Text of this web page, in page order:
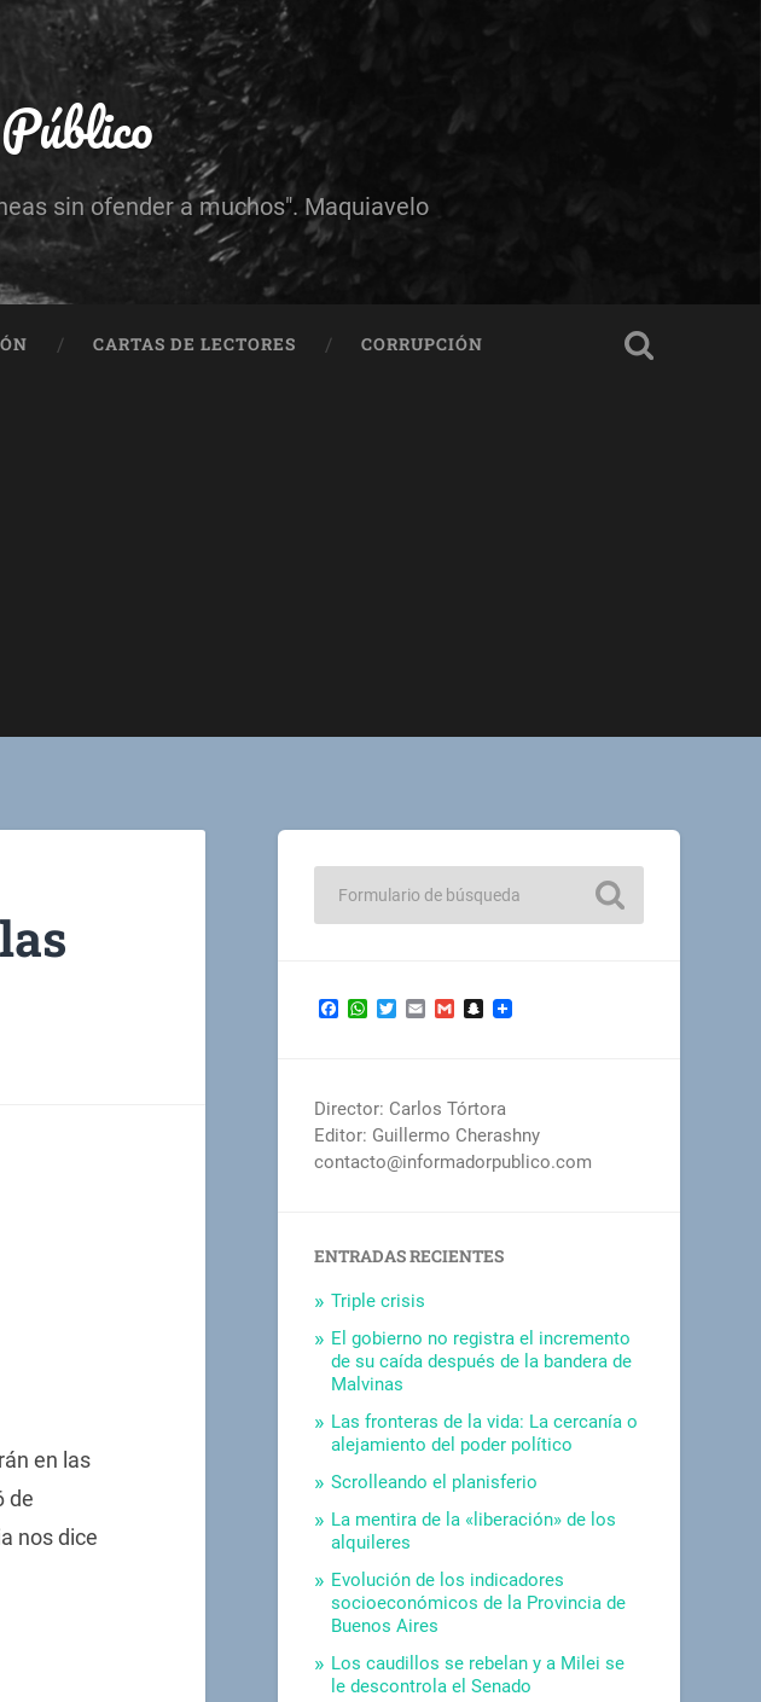
sin ofender a muchos". Maquiavelo
CARTAS DE LECTORES CORRUPCIÓN
en las
de
nos dice
Facebook
WhatsApp
TwitterEmailGmailSnapchat
Director: Carlos Tórtora
Editor: Guillermo Cherashny
contacto@informadorpublico.com
ENTRADAS RECIENTES
Triple crisis
El gobierno no registra el incremento
de su caída después de la bandera de
Malvinas
Las fronteras de la vida: La cercanía o
alejamiento del poder político
Scrolleando el planisferio
La mentira de la «liberación» de los
alquileres
Evolución de los indicadores
socioeconómicos de la Provincia de
Buenos Aires
Los caudillos se rebelan y a Milei se
le descontrola el Senado